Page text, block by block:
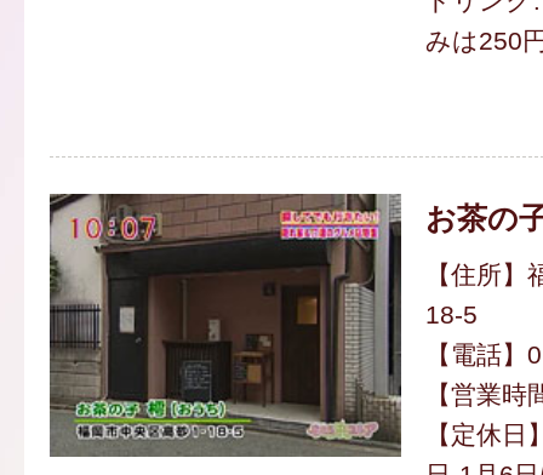
みは250
お茶の
【住所
18-5
【電話
【営業
【定休